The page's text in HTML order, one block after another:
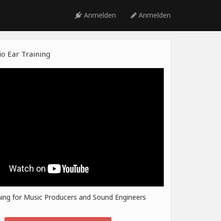
Anmelden Anmelden
Ear Training
for Music Producers and Sound Engineers